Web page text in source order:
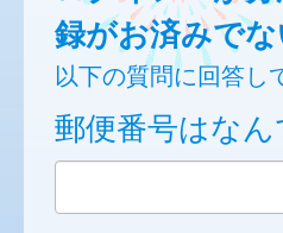
録がお済みで
以下の質問に回答し
郵便番号はなん